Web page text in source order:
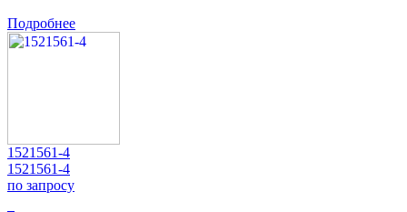
Подробнее
1521561-4
1521561-4
по запросу